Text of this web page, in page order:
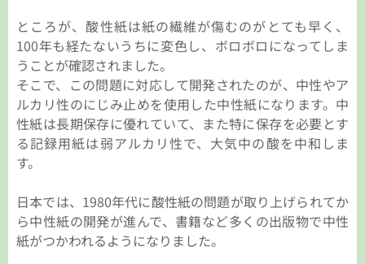
ところが、酸性紙は紙の繊維が傷むのがとても早く、
100年も経たないうちに変色し、ボロボロになってしま
うことが確認されました。
そこで、この問題に対応して開発されたのが、中性やア
ルカリ性のにじみ止めを使用した中性紙になります。中
性紙は長期保存に優れていて、また特に保存を必要とす
る記録用紙は弱アルカリ性で、大気中の酸を中和しま
す。
日本では、1980年代に酸性紙の問題が取り上げられてか
ら中性紙の開発が進んで、書籍など多くの出版物で中性
紙がつかわれるようになりました。